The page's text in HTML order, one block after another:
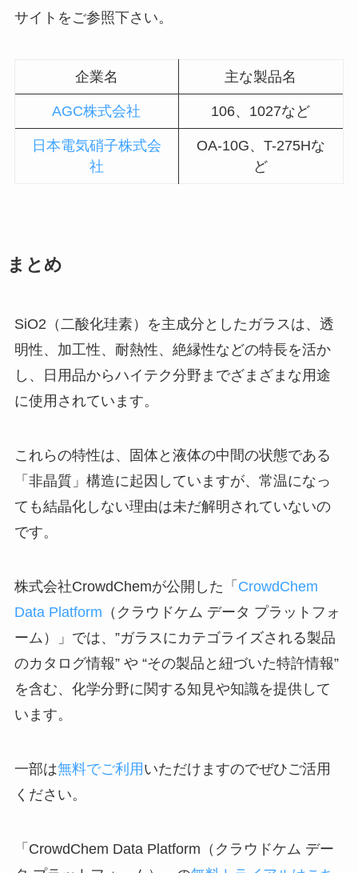
サイトをご参照下さい。
企業名 主な製品名
AGC株式会社 106、1027など
日本電気硝子株式会
社
OA-10G、T-275Hな
ど
まとめ
SiO2（二酸化珪素）を主成分としたガラスは、透
明性、加工性、耐熱性、絶縁性などの特長を活か
し、日用品からハイテク分野までざまざまな用途
に使用されています。
これらの特性は、固体と液体の中間の状態である
「非晶質」構造に起因していますが、常温になっ
ても結晶化しない理由は未だ解明されていないの
です。
株式会社CrowdChemが公開した「 CrowdChem
Data Platform （クラウドケム データ プラットフォ
ーム）」では、”ガラスにカテゴライズされる製品
のカタログ情報” や “その製品と紐づいた特許情報”
を含む、化学分野に関する知見や知識を提供して
います。
一部は無料でご利用 いただけますのでぜひご活用
ください。
「CrowdChem Data Platform（クラウドケム デー